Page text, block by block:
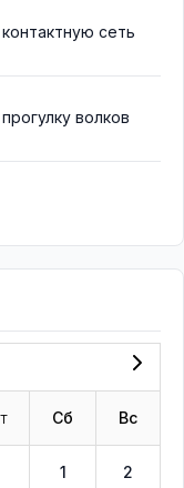
сеть
волков
Сб Вс
1 2